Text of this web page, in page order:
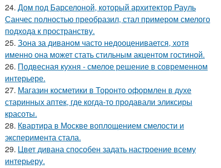
24. Дом под Барселоной, который архитектор Рауль
Санчес полностью преобразил, стал примером смелого
подхода к пространству.
25. Зона за диваном часто недооценивается, хотя
именно она может стать стильным акцентом гостиной.
26. Подвесная кухня - смелое решение в современном
интерьере.
27. Магазин косметики в Торонто оформлен в духе
старинных аптек, где когда-то продавали эликсиры
красоты.
28. Квартира в Москве воплощением смелости и
эксперимента стала.
29. Цвет дивана способен задать настроение всему
интерьеру.